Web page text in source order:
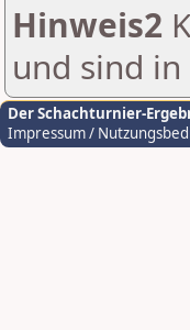
Hinweis2
und sind
Der Schachturnier-
Impressum /